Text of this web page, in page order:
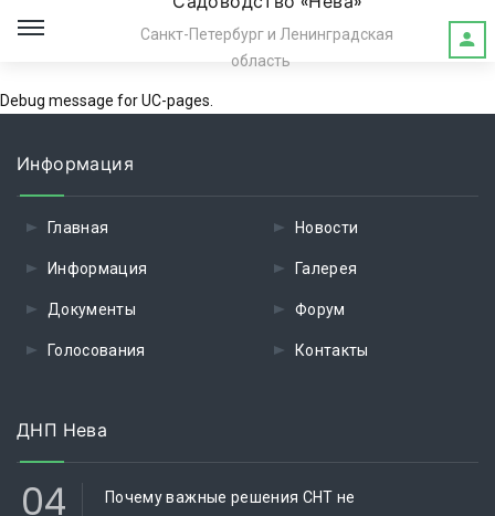
Санкт-Петербург и Ленинградская
область
Debug message for UC-pages.
Информация
Главная
Информация
Документы
Голосования
Новости
Галерея
Форум
Контакты
ДНП Нева
04
Почему важные решения СНТ не